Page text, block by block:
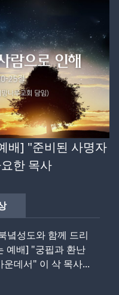
배] "준비된 사명자
한 목사
녘성도와 함께 드리
예배] "궁핍과 환난
운데서" 이 삭 목사...